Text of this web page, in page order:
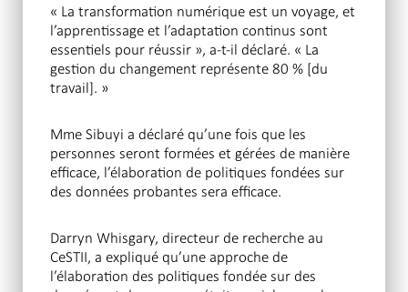
« La transformation numérique est un voyage, et
l’apprentissage et l’adaptation continus sont
essentiels pour réussir », a-t-il déclaré. « La
gestion du changement représente 80 % [du
travail]. »
Mme Sibuyi a déclaré qu’une fois que les
personnes seront formées et gérées de manière
efficace, l’élaboration de politiques fondées sur
des données probantes sera efficace.
Darryn Whisgary, directeur de recherche au
CeSTII, a expliqué qu’une approche de
l’élaboration des politiques fondée sur des